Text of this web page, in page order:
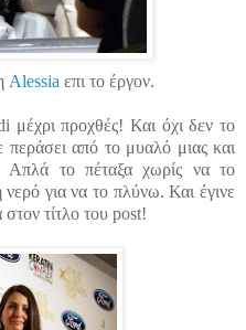
Alessia επι το έργον.
προχθές! Και όχι δεν το
περάσει από το μυαλό μιας και
Απλά το πέταξα χωρίς να το
για να το πλύνω. Και έγινε
τίτλο του post!